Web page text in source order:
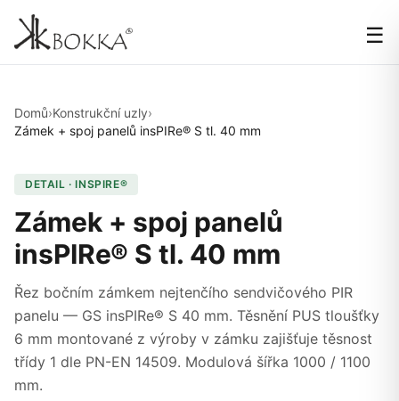
☰
Domů›Konstrukční uzly›
Zámek + spoj panelů insPIRe® S tl. 40 mm
DETAIL · INSPIRE®
Zámek + spoj panelů
insPIRe® S tl. 40 mm
Řez bočním zámkem nejtenčího sendvičového PIR
panelu — GS insPIRe® S 40 mm. Těsnění PUS tloušťky
6 mm montované z výroby v zámku zajišťuje těsnost
třídy 1 dle PN-EN 14509. Modulová šířka 1000 / 1100
mm.